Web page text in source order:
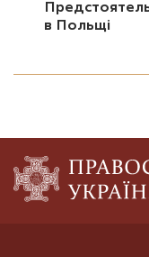
в Польщі